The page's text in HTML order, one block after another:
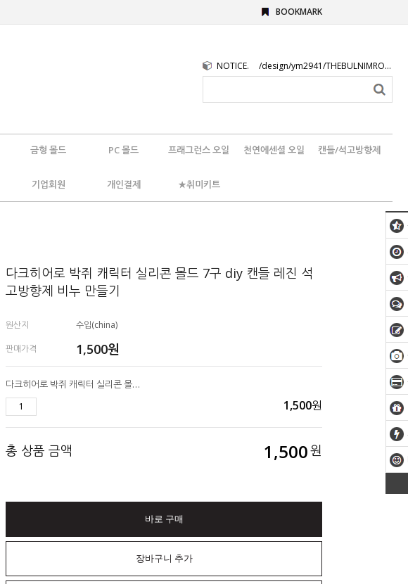
BOOKMARK
NOTICE. /design/ym2941/THEBULNIMROGO.png
금형 몰드 PC 몰드 프래그런스 오일 천연에센셜 오일 캔들/석고방향제
기업회원 개인결제 ★취미키트
다크히어로 박쥐 캐릭터 실리콘 몰드 7구 diy 캔들 레진 석
고방향제 비누 만들기
원산지
수입(china)
판매가격
1,500원
다크히어로 박쥐 캐릭터 실리콘 몰드 7구 diy 캔들 레진 석고방향제 비누 만들기
1,500원
총 상품 금액 1,500원
바로 구매
장바구니 추가